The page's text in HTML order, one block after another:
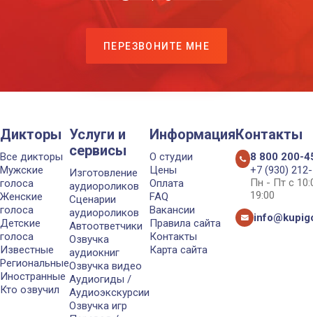
ПЕРЕЗВОНИТЕ МНЕ
Дикторы
Все дикторы
Мужские
голоса
Женские
голоса
Детские
голоса
Известные
Региональные
Иностранные
Кто озвучил
Услуги и
сервисы
Изготовление
аудиороликов
Сценарии
аудиороликов
Автоответчики
Озвучка
аудиокниг
Озвучка видео
Аудиогиды /
Аудиоэкскурсии
Озвучка игр
Информация
О студии
Цены
Оплата
FAQ
Вакансии
Правила сайта
Контакты
Карта сайта
Контакты
8 800 200-
+7 (930)
Пн - Пт с
19:00